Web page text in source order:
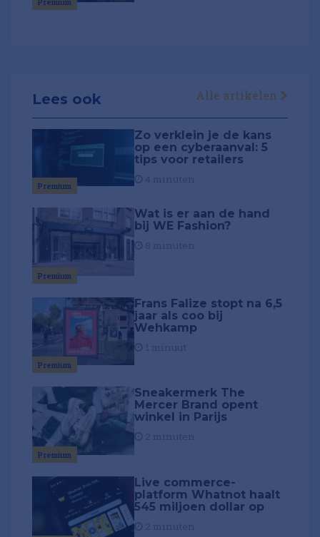
Lees ook Alle artikelen
Premium
Zo verklein je de kans
op een cyberaanval: 5
tips voor retailers
Premium
Wat is er aan de hand
bij WE Fashion?
Premium
Frans Falize stopt na 6,5
jaar als coo bij
Wehkamp
Premium
Sneakermerk The
Mercer Brand opent
winkel in Parijs
Live commerce-
platform Whatnot haalt
545 miljoen dollar op